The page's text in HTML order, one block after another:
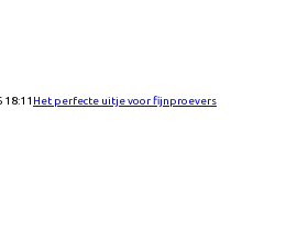
18:11 Het perfecte uitje voor fijnproevers